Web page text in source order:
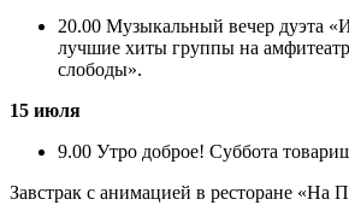
20.00 Музыкальный вечер дуэта
лучшие хиты группы на
слободы».
15 июля
9.00 Утро доброе! Суббота
Завстрак с анимацией в ресторане «На